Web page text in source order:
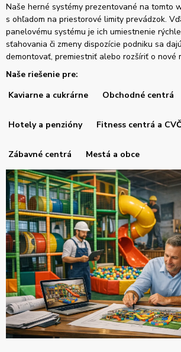
Naše herné systémy prezentované na tomto
s ohľadom na priestorové limity prevádzok.
panelovému systému je ich umiestnenie
sťahovania či zmeny dispozície podniku sa
demontovať, premiestniť alebo rozšíriť o nové
Naše riešenie pre:
Kaviarne a cukrárne
Obchodné centrá
Hotely a penzióny Fitness centrá a CVČ
Zábavné centrá Mestá a obce